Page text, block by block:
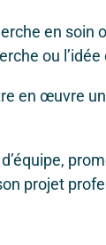
en soin
ou l’idée
en œuvre
projet